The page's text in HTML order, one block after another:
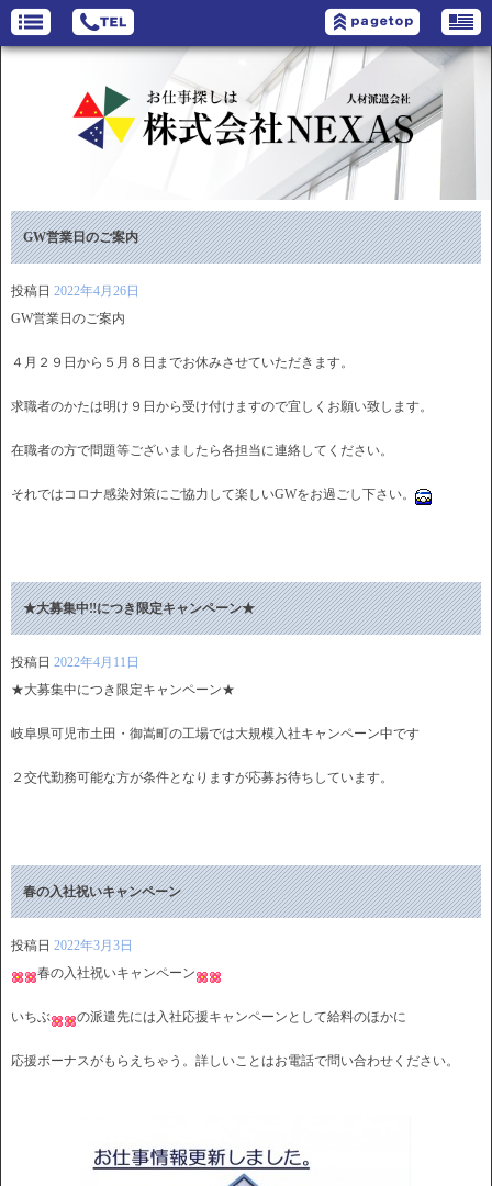
GW営業日のご案内
投稿日 2022年4月26日
GW営業日のご案内
４月２９日から５月８日までお休みさせていただきます。
求職者のかたは明け９日から受け付けますので宜しくお願い致します。
在職者の方で問題等ございましたら各担当に連絡してください。
それではコロナ感染対策にご協力して楽しいGWをお過ごし下さい。
★大募集中‼につき限定キャンペーン★
投稿日 2022年4月11日
★大募集中につき限定キャンペーン★
岐阜県可児市土田・御嵩町の工場では大規模入社キャンペーン中です
２交代勤務可能な方が条件となりますが応募お待ちしています。
春の入社祝いキャンペーン
投稿日 2022年3月3日
春の入社祝いキャンペーン
いちぶ の派遣先には入社応援キャンペーンとして給料のほかに
応援ボーナスがもらえちゃう。詳しいことはお電話で問い合わせください。